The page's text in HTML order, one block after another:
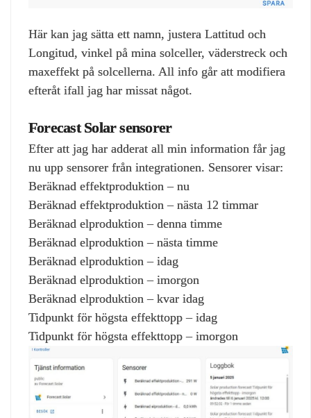
Här kan jag sätta ett namn, justera Lattitud och
Longitud, vinkel på mina solceller, väderstreck och
maxeffekt på solcellerna. All info går att modifiera
efteråt ifall jag har missat något.
Forecast Solar sensorer
Efter att jag har adderat all min information får jag
nu upp sensorer från integrationen. Sensorer visar:
Beräknad effektproduktion – nu
Beräknad effektproduktion – nästa 12 timmar
Beräknad elproduktion – denna timme
Beräknad elproduktion – nästa timme
Beräknad elproduktion – idag
Beräknad elproduktion – imorgon
Beräknad elproduktion – kvar idag
Tidpunkt för högsta effekttopp – idag
Tidpunkt för högsta effekttopp – imorgon